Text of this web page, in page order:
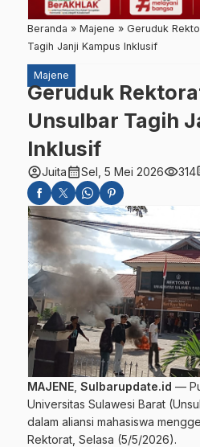
Beranda » Majene » Geruduk
Tagih Janji Kampus Inklusif
Majene
Geruduk
Unsulbar Tagih
Inklusif
account_circleJuitacalendar_monthSel, 5 Mei 2026visibility314
MAJENE Sulbarupdate.id —
Universitas Sulawesi Barat
dalam aliansi mahasiswa
Rektorat, Selasa (5/5/2026).